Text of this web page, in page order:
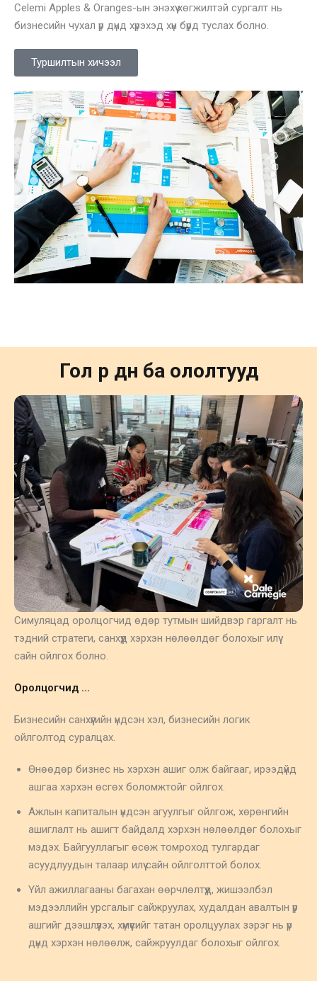
Celemi Apples & Oranges-ын энэхүү хөгжилтэй сургалт нь
бизнесийн чухал үр дүнд хүрэхэд хүн бүрд туслах болно.
Туршилтын хичээл
Гол үр дүн ба ололтууд
Симуляцад оролцогчид өдөр тутмын шийдвэр гаргалт нь
тэдний стратеги, санхүүд хэрхэн нөлөөлдөг болохыг илүү
сайн ойлгох болно.
Оролцогчид …
Бизнесийн санхүүгийн үндсэн хэл, бизнесийн логик
ойлголтод суралцах.
Өнөөдөр бизнес нь хэрхэн ашиг олж байгааг, ирээдүйд
ашгаа хэрхэн өсгөх боломжтойг ойлгох.
Ажлын капиталын үндсэн агуулгыг ойлгож, хөрөнгийн
ашиглалт нь ашигт байдалд хэрхэн нөлөөлдөг болохыг
мэдэх. Байгууллагыг өсөж томроход тулгардаг
асуудлуудын талаар илүү сайн ойлголттой болох.
Үйл ажиллагааны багахан өөрчлөлтүүд, жишээлбэл
мэдээллийн урсгалыг сайжруулах, худалдан авалтын үр
ашгийг дээшлүүлэх, хүмүүсийг татан оролцуулах зэрэг нь үр
дүнд хэрхэн нөлөөлж, сайжруулдаг болохыг ойлгох.